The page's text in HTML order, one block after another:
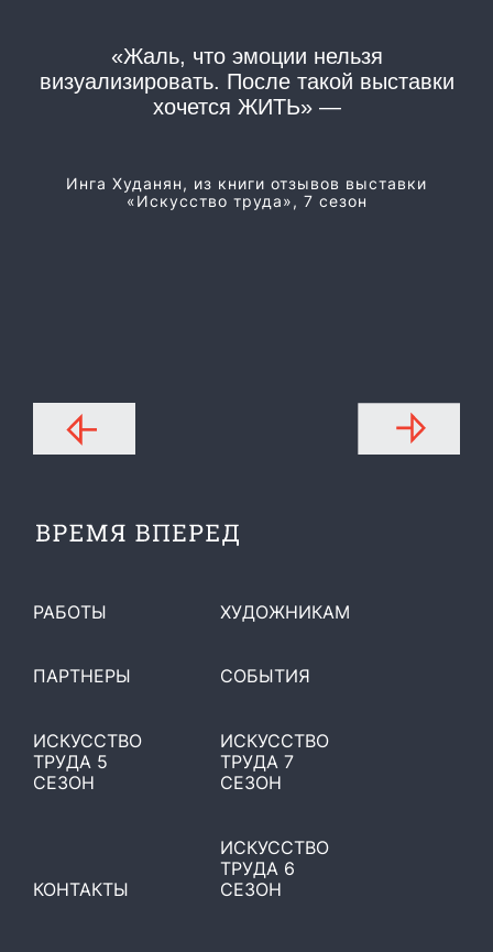
«Жаль, что эмоции нельзя
визуализировать. После такой выставки
хочется ЖИТЬ» —
Инга Худанян, из книги отзывов выставки
«Искусство труда», 7 сезон
РАБОТЫ ХУДОЖНИКАМ
ПАРТНЕРЫ СОБЫТИЯ
КОНТАКТЫ
ИСКУССТВО
ТРУДА 5
СЕЗОН
ИСКУССТВО
ТРУДА 6
СЕЗОН
ИСКУССТВО
ТРУДА 7
СЕЗОН